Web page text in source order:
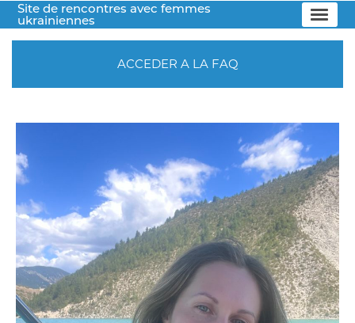
Site de rencontres avec femmes
ukrainiennes
ACCEDER A LA FAQ